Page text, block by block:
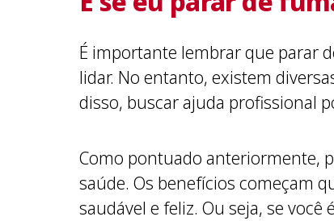
É importante lembrar que parar
lidar. No entanto, existem
disso, buscar ajuda profissional
Como pontuado anteriormente,
saúde. Os benefícios começam
saudável e feliz. Ou seja, se